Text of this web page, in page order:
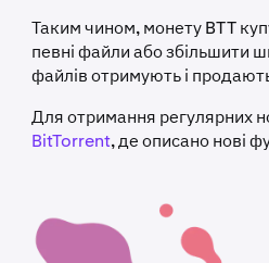
Таким чином, монету BTT
певні файли або збільшити
файлів отримують і
Для отримання регулярних
BitTorrent, де описано нові